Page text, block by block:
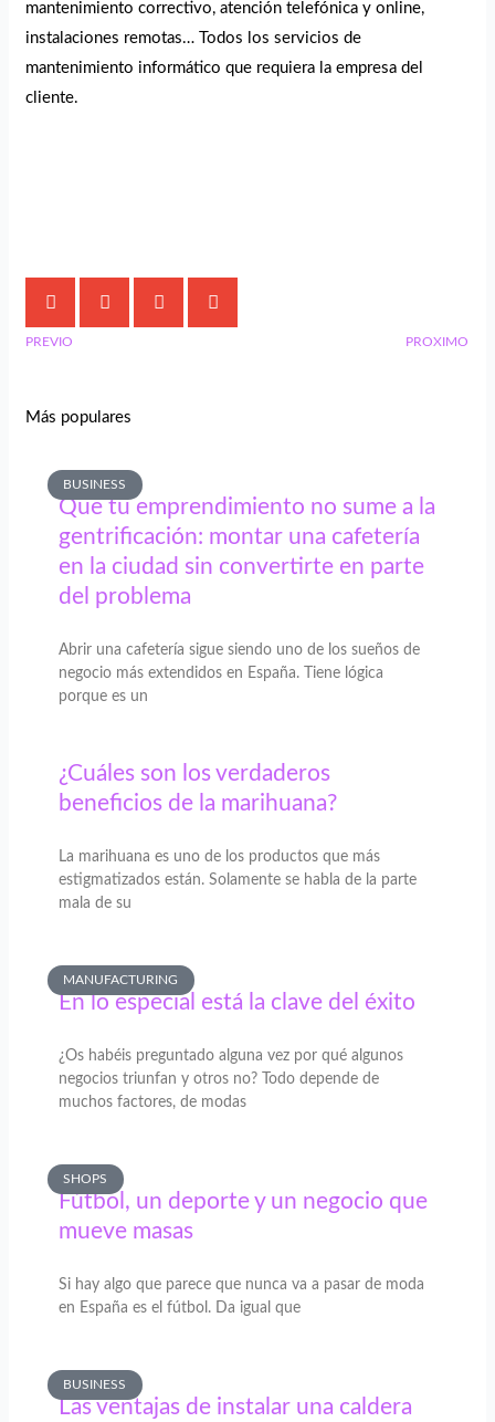
mantenimiento correctivo, atención telefónica y online,
instalaciones remotas… Todos los servicios de
mantenimiento informático que requiera la empresa del
cliente.
PREVIO PROXIMO
Más populares
BUSINESS
Que tu emprendimiento no sume a la
gentrificación: montar una cafetería
en la ciudad sin convertirte en parte
del problema
Abrir una cafetería sigue siendo uno de los sueños de
negocio más extendidos en España. Tiene lógica
porque es un
¿Cuáles son los verdaderos
beneficios de la marihuana?
La marihuana es uno de los productos que más
estigmatizados están. Solamente se habla de la parte
mala de su
MANUFACTURING
En lo especial está la clave del éxito
¿Os habéis preguntado alguna vez por qué algunos
negocios triunfan y otros no? Todo depende de
muchos factores, de modas
SHOPS
Fútbol, un deporte y un negocio que
mueve masas
Si hay algo que parece que nunca va a pasar de moda
en España es el fútbol. Da igual que
BUSINESS
Las ventajas de instalar una caldera